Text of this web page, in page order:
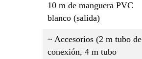
10 m de manguera PVC
blanco (salida)
~ Accesorios (2 m tubo de
conexión, 4 m tubo